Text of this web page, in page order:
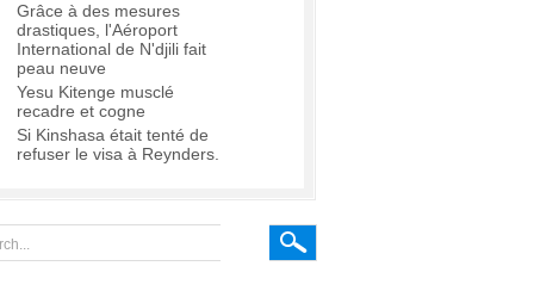
Grâce à des mesures
drastiques, l'Aéroport
International de N'djili fait
peau neuve
Yesu Kitenge musclé
recadre et cogne
Si Kinshasa était tenté de
refuser le visa à Reynders.